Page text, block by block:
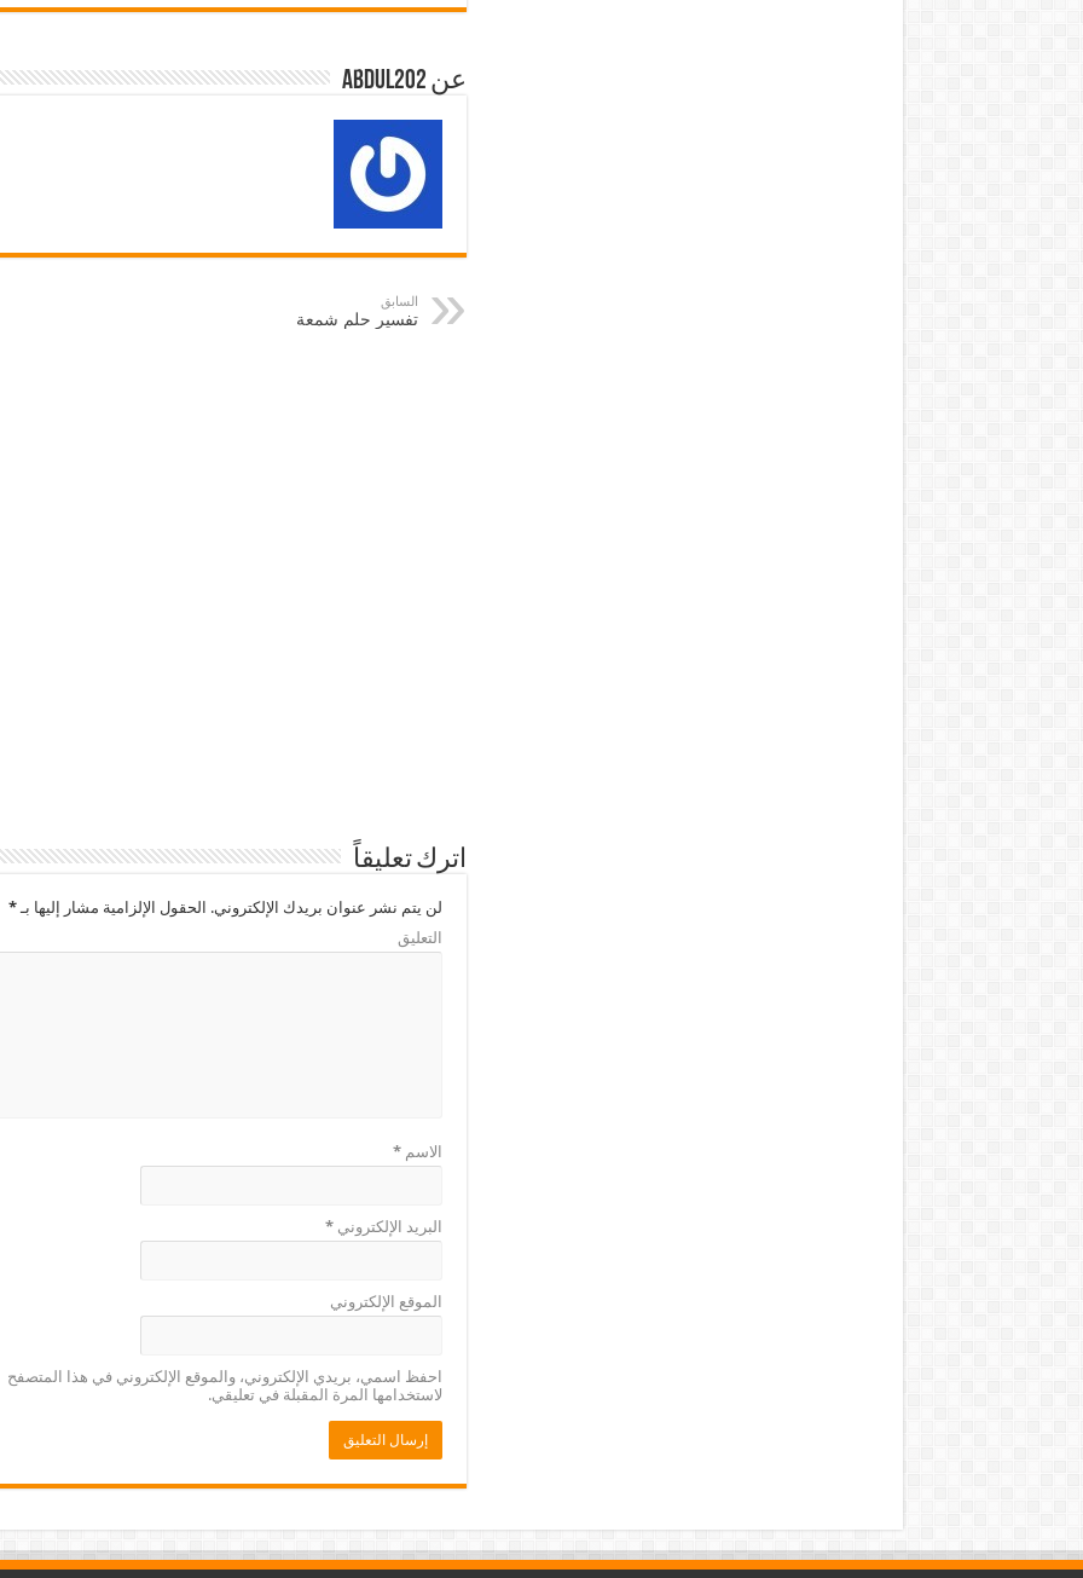
عن abdul202
السابق
تفسير حلم شمعة
اترك تعليقاً
لن يتم نشر عنوان بريدك الإلكتروني. الحقول الإلزامية مشار إليها بـ*
التعليق
الاسم*
البريد الإلكتروني*
الموقع الإلكتروني
احفظ اسمي، بريدي الإلكتروني، والموقع الإلكتروني في هذا المتصفح
لاستخدامها المرة المقبلة في تعليقي.